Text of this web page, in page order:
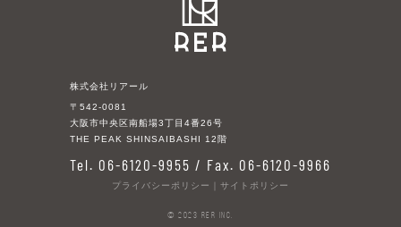
株式会社リアール
〒542-0081
大阪市中央区南船場3丁目4番26号
THE PEAK SHINSAIBASHI 12階
Tel. 06-6120-9955 / Fax. 06-6120-9966
プライバシーポリシー サイトポリシー
© 2023 RER Inc.